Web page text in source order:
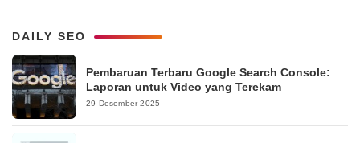
DAILY SEO
Pembaruan Terbaru Google Search Console:
Laporan untuk Video yang Terekam
29 Desember 2025